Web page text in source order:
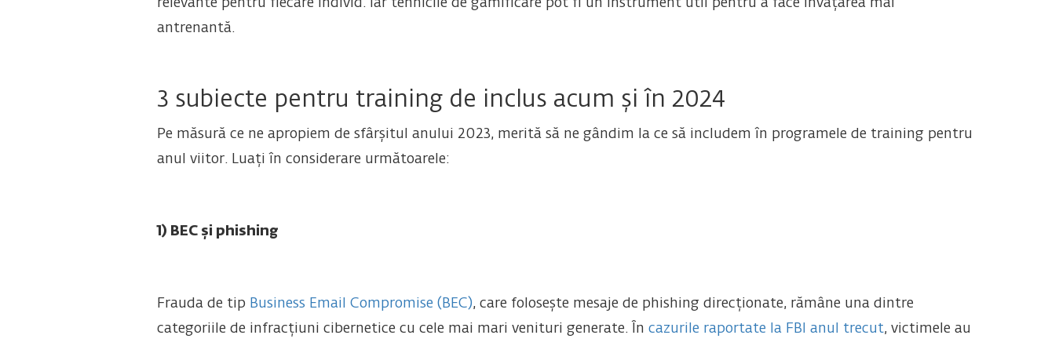
relevante pentru fiecare individ. Iar tehnicile de gamificare pot fi un instrument util pentru a face învățarea mai
antrenantă.
3 subiecte pentru training de inclus acum și în 2024
Pe măsură ce ne apropiem de sfârșitul anului 2023, merită să ne gândim la ce să includem în programele de training pentru
anul viitor. Luați în considerare următoarele:
1) BEC și phishing
Frauda de tip Business Email Compromise (BEC), care folosește mesaje de phishing direcționate, rămâne una dintre
categoriile de infracțiuni cibernetice cu cele mai mari venituri generate. În cazurile raportate la FBI anul trecut, victimele au